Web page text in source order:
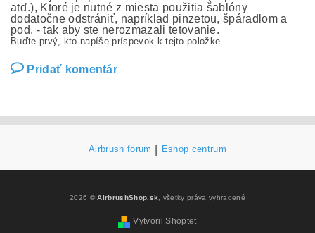
atď.), Ktoré je nutné z miesta použitia šablóny
dodatočne odstrániť, napríklad pinzetou, špáradlom a
pod. - tak aby ste nerozmazali tetovanie.
Buďte prvý, kto napíše príspevok k tejto položke.
Pridať komentár
Airbrush forum Eshop centrum
2026 ©AirbrushShop.sk , všetky práva vyhradené
Vytvoril Shoptet